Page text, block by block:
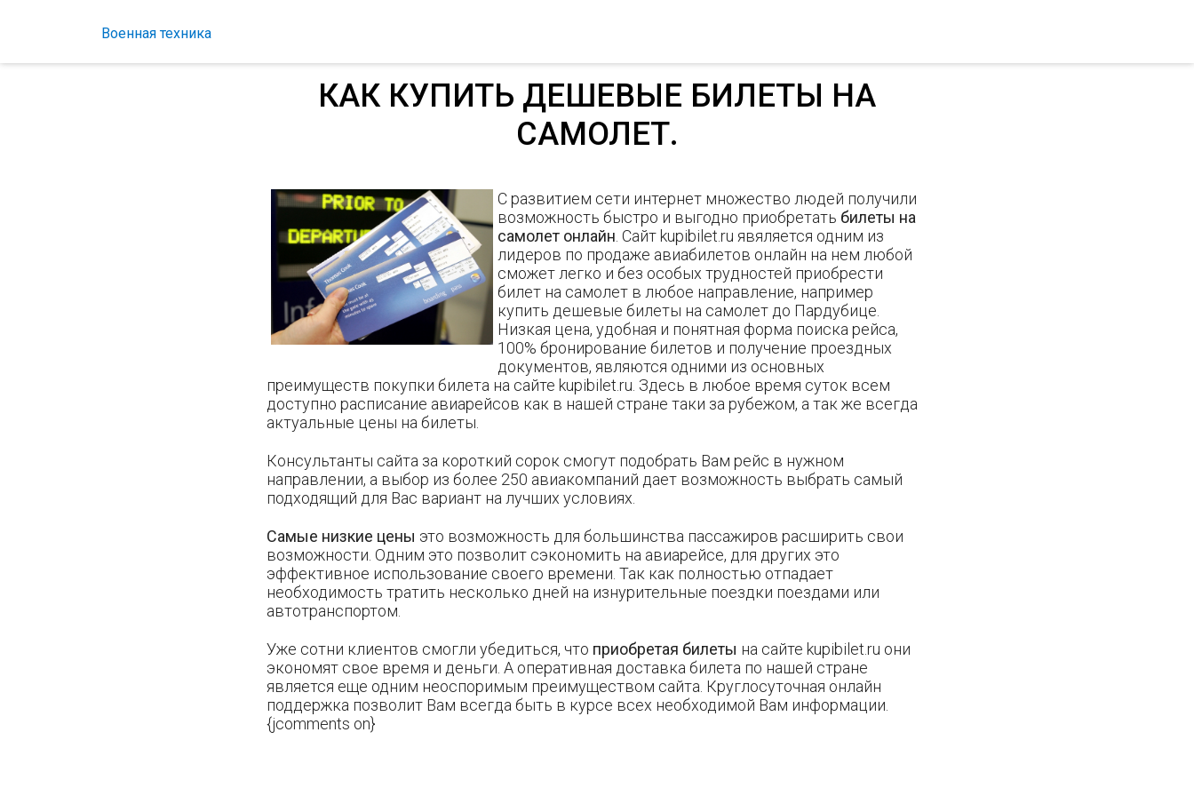
Военная техника
КАК КУПИТЬ ДЕШЕВЫЕ БИЛЕТЫ НА
САМОЛЕТ.
С развитием сети интернет множество людей получили
возможность быстро и выгодно приобретать билеты на
самолет онлайн . Сайт kupibilet.ru явяляется одним из
лидеров по продаже авиабилетов онлайн на нем любой
сможет легко и без особых трудностей приобрести
билет на самолет в любое направление, например
купить дешевые билеты на самолет до Пардубице.
Низкая цена, удобная и понятная форма поиска рейса,
100% бронирование билетов и получение проездных
документов, являются одними из основных
преимуществ покупки билета на сайте kupibilet.ru. Здесь в любое время суток всем
доступно расписание авиарейсов как в нашей стране таки за рубежом, а так же всегда
актуальные цены на билеты.
Консультанты сайта за короткий сорок смогут подобрать Вам рейс в нужном
направлении, а выбор из более 250 авиакомпаний дает возможность выбрать самый
подходящий для Вас вариант на лучших условиях.
Самые низкие цены это возможность для большинства пассажиров расширить свои
возможности. Одним это позволит сэкономить на авиарейсе, для других это
эффективное использование своего времени. Так как полностью отпадает
необходимость тратить несколько дней на изнурительные поездки поездами или
автотранспортом.
Уже сотни клиентов смогли убедиться, что приобретая билеты на сайте kupibilet.ru они
экономят свое время и деньги. А оперативная доставка билета по нашей стране
является еще одним неоспоримым преимуществом сайта. Круглосуточная онлайн
поддержка позволит Вам всегда быть в курсе всех необходимой Вам информации.
{jcomments on}